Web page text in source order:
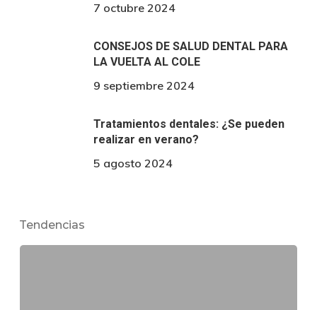
7 octubre 2024
CONSEJOS DE SALUD DENTAL PARA
LA VUELTA AL COLE
9 septiembre 2024
Tratamientos dentales: ¿Se pueden
realizar en verano?
5 agosto 2024
Tendencias